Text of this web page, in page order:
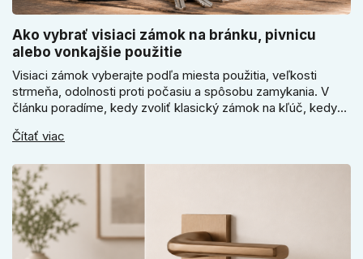
Ako vybrať visiaci zámok na bránku, pivnicu
alebo vonkajšie použitie
Visiaci zámok vyberajte podľa miesta použitia, veľkosti
strmeňa, odolnosti proti počasiu a spôsobu zamykania. V
článku poradíme, kedy zvoliť klasický zámok na kľúč, kedy
sa pri bránke, pivnici alebo záhradnom domčeku neoplatí
Čítať viac